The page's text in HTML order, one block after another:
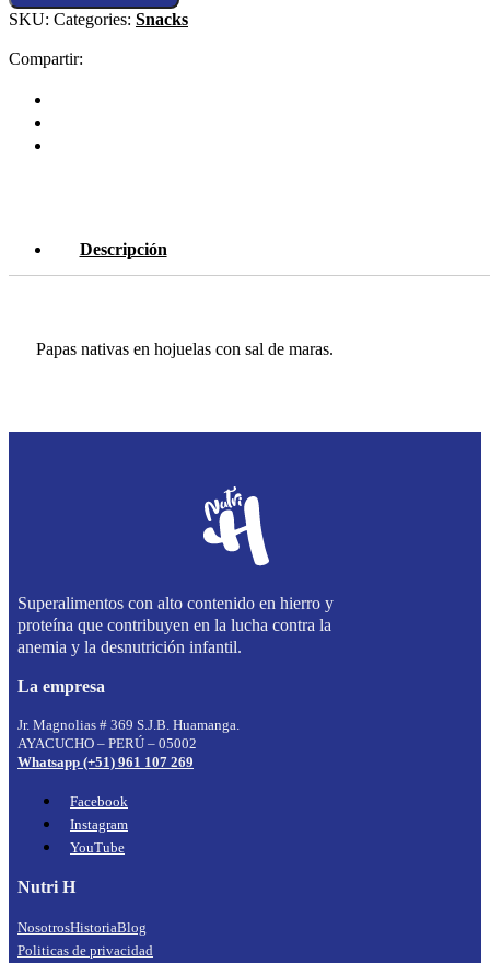
SKU: Categories: Snacks
Compartir:
Descripción
Papas nativas en hojuelas con sal de maras.
Superalimentos con alto contenido en hierro y
proteína que contribuyen en la lucha contra la
anemia y la desnutrición infantil.
La empresa
Jr. Magnolias # 369 S.J.B. Huamanga.
AYACUCHO – PERÚ – 05002
Whatsapp (+51) 961 107 269
Facebook
Instagram
YouTube
Nutri H
NosotrosHistoriaBlog
Politicas de privacidad